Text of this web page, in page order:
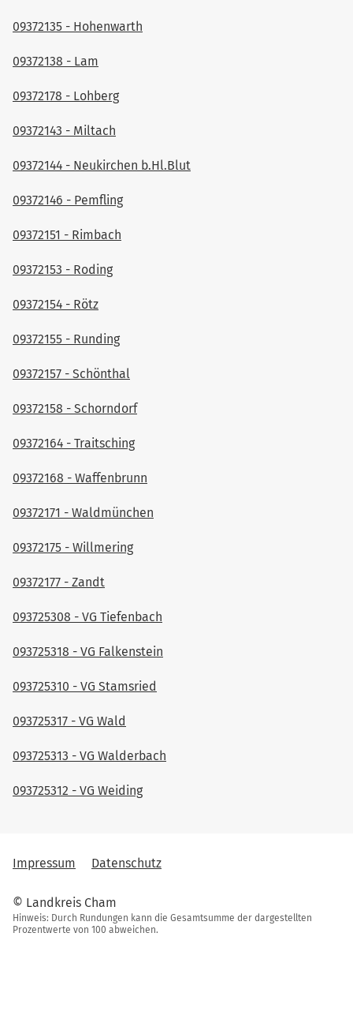
09372135 - Hohenwarth
09372138 - Lam
09372178 - Lohberg
09372143 - Miltach
09372144 - Neukirchen b.Hl.Blut
09372146 - Pemfling
09372151 - Rimbach
09372153 - Roding
09372154 - Rötz
09372155 - Runding
09372157 - Schönthal
09372158 - Schorndorf
09372164 - Traitsching
09372168 - Waffenbrunn
09372171 - Waldmünchen
09372175 - Willmering
09372177 - Zandt
093725308 - VG Tiefenbach
093725318 - VG Falkenstein
093725310 - VG Stamsried
093725317 - VG Wald
093725313 - VG Walderbach
093725312 - VG Weiding
Impressum Datenschutz
© Landkreis Cham
Hinweis: Durch Rundungen kann die Gesamtsumme der dargestellten
Prozentwerte von 100 abweichen.